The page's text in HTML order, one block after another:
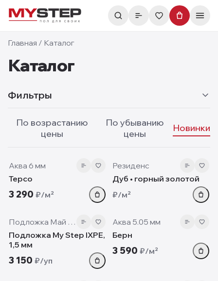
Главная / Каталог
Каталог
Фильтры
По возрастанию
цены
По убыванию
цены
Новинки
new
Аква 6 мм
Терсо
3 290 ₽/м²
new
Резиденс
Дуб • горный золотой
₽/м²
Подложка Май Степ
Подложка My Step IXPE,
1,5 мм
3 150 ₽/уп
5.05 мм
Аква 5.05 мм
Берн
3 590 ₽/м²
5.05 мм